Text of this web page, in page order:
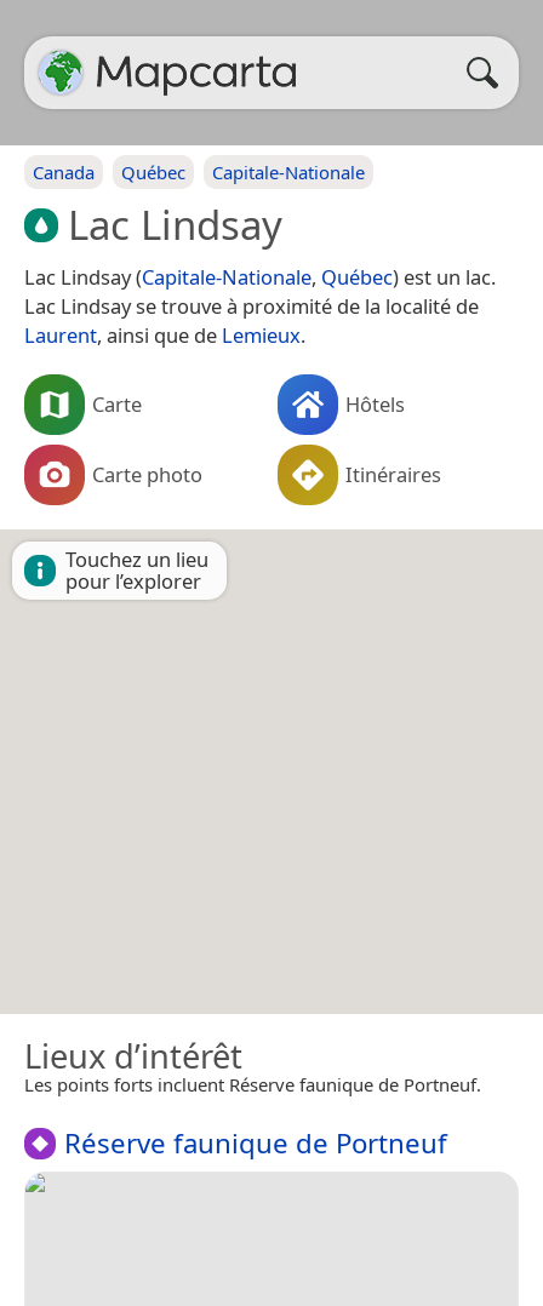
Canada Québec Capitale-Nationale
Lac Lindsay
Lac Lindsay (Capitale-Nationale, Québec) est un lac.
Lac Lindsay se trouve à proximité de la localité de
Laurent, ainsi que de Lemieux.
Carte Hôtels
Carte photo Itinéraires
Touchez un lieu
pour l’explorer
Lieux d’intérêt
Les points forts incluent Réserve faunique de Portneuf.
Réserve faunique de Portneuf